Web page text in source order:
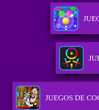
JUEGOS DE